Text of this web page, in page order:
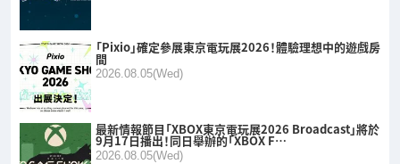
「Pixio」確定參展東京電玩展2026！體驗理想中的遊戲房
間
2026.08.05(Wed)
最新情報節目「XBOX東京電玩展2026 Broadcast」將於
9月17日播出！同日舉辦的「XBOX F…
2026.08.05(Wed)